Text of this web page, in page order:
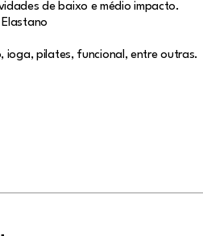
de baixo e médio impacto.
Elastano
ioga, pilates, funcional, entre outras.